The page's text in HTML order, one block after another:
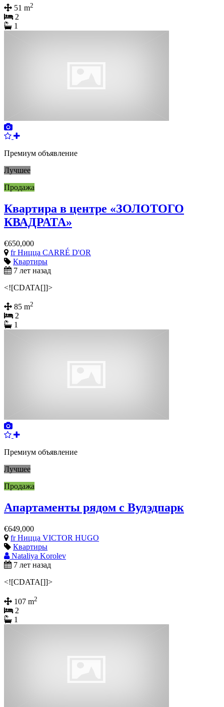
51 m2
2
1
Премиум объявление
Лучшее
Продажа
Квартира в центре «ЗОЛОТОГО
КВАДРАТА»
€650,000
fr Ницца CARRÉ D'OR
Квартиры
7 лет назад
<![CDATA[]]>
85 m2
2
1
Премиум объявление
Лучшее
Продажа
Апартаменты рядом с Вудэдпарк
€649,000
fr Ницца VICTOR HUGO
Квартиры
Nataliya Korolev
7 лет назад
<![CDATA[]]>
107 m2
2
1